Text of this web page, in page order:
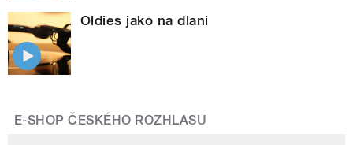
Oldies jako na dlani
E-SHOP ČESKÉHO ROZHLASU